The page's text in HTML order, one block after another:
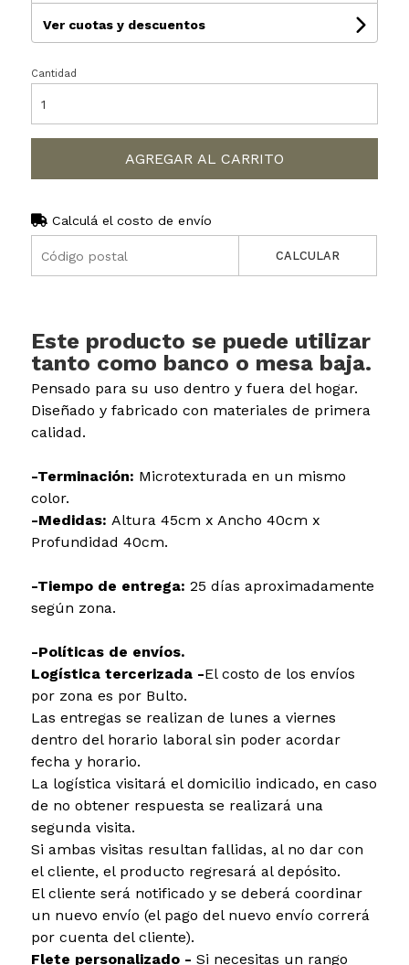
Ver cuotas y descuentos
Cantidad
AGREGAR AL CARRITO
Calculá el costo de envío
CALCULAR
Este producto se puede utilizar
tanto como banco o mesa baja.
Pensado para su uso dentro y fuera del hogar.
Diseñado y fabricado con materiales de primera
calidad.
-Terminación: Microtexturada en un mismo
color.
-Medidas: Altura 45cm x Ancho 40cm x
Profundidad 40cm.
-Tiempo de entrega: 25 días aproximadamente
según zona.
-Políticas de envíos.
Logística tercerizada -El costo de los envíos
por zona es por Bulto.
Las entregas se realizan de lunes a viernes
dentro del horario laboral sin poder acordar
fecha y horario.
La logística visitará el domicilio indicado, en caso
de no obtener respuesta se realizará una
segunda visita.
Si ambas visitas resultan fallidas, al no dar con
el cliente, el producto regresará al depósito.
El cliente será notificado y se deberá coordinar
un nuevo envío (el pago del nuevo envío correrá
por cuenta del cliente).
Flete personalizado - Si necesitas un rango